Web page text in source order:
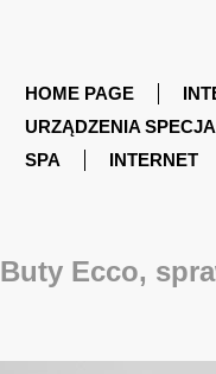
HOME PAGE
URZĄDZENIA
SPA
INTERNET
Buty Ecco,